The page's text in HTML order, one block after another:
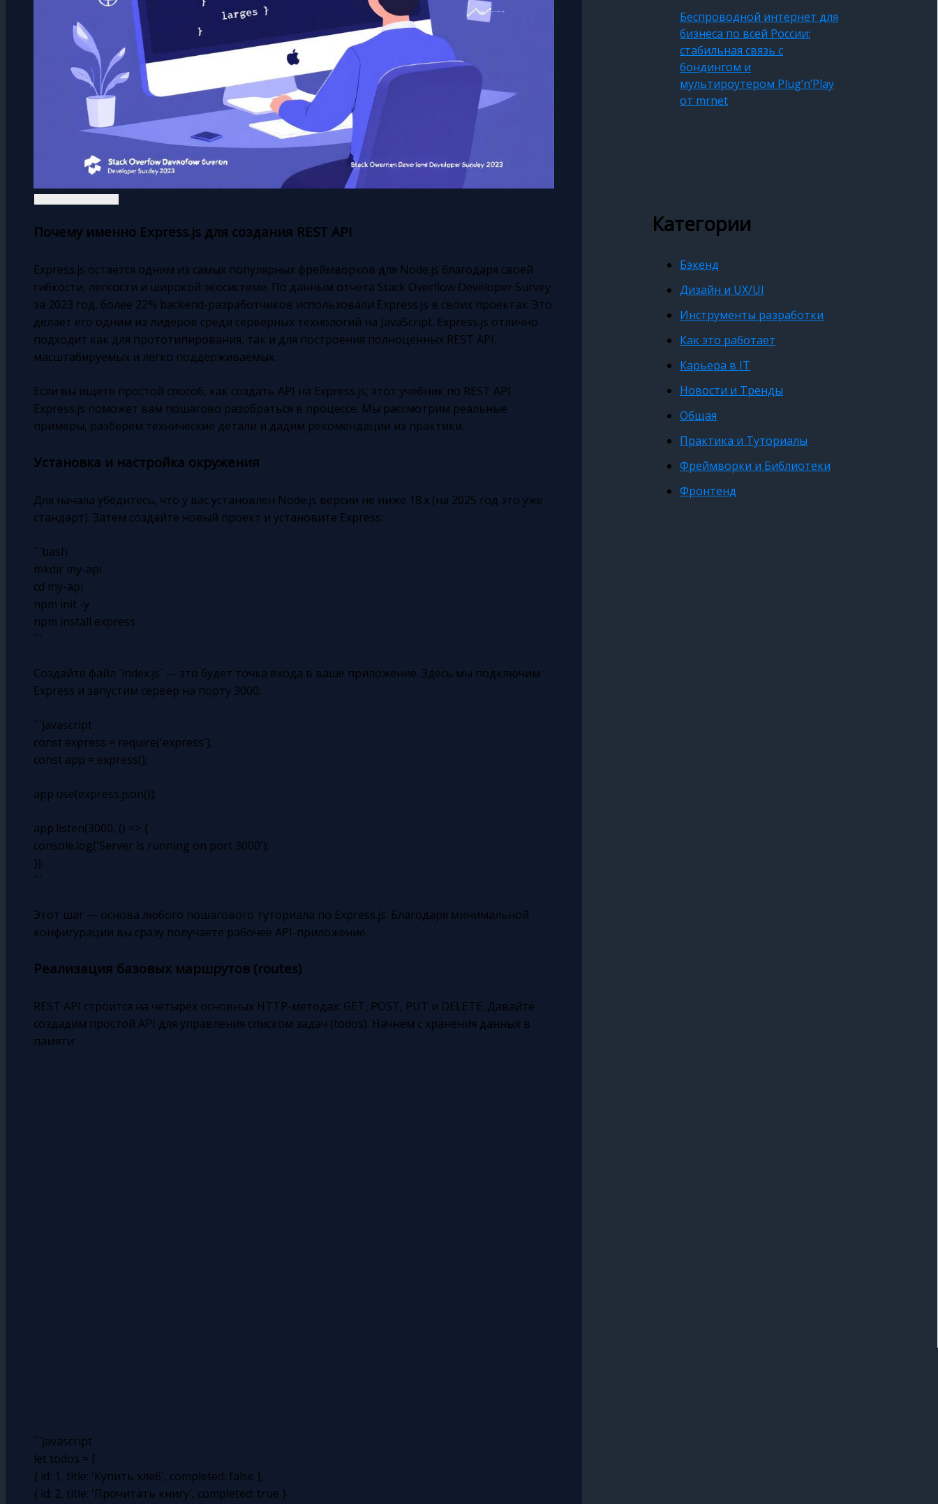
Почему именно Express.js для создания REST API
Express.js остаётся одним из самых популярных фреймворков для Node.js благодаря своей
гибкости, лёгкости и широкой экосистеме. По данным отчёта Stack Overflow Developer Survey
за 2023 год, более 22% backend-разработчиков использовали Express.js в своих проектах. Это
делает его одним из лидеров среди серверных технологий на JavaScript. Express.js отлично
подходит как для прототипирования, так и для построения полноценных REST API,
масштабируемых и легко поддерживаемых.
Если вы ищете простой способ, как создать API на Express.js, этот учебник по REST API
Express.js поможет вам пошагово разобраться в процессе. Мы рассмотрим реальные
примеры, разберём технические детали и дадим рекомендации из практики.
Установка и настройка окружения
Для начала убедитесь, что у вас установлен Node.js версии не ниже 18.x (на 2025 год это уже
стандарт). Затем создайте новый проект и установите Express:
```bash
mkdir my-api
cd my-api
npm init -y
npm install express
```
Создайте файл `index.js` — это будет точка входа в ваше приложение. Здесь мы подключим
Express и запустим сервер на порту 3000:
```javascript
const express = require('express');
const app = express();
app.use(express.json());
app.listen(3000, () => {
console.log('Server is running on port 3000');
});
```
Этот шаг — основа любого пошагового туториала по Express.js. Благодаря минимальной
конфигурации вы сразу получаете рабочее API-приложение.
Реализация базовых маршрутов (routes)
REST API строится на четырёх основных HTTP-методах: GET, POST, PUT и DELETE. Давайте
создадим простой API для управления списком задач (todos). Начнём с хранения данных в
памяти:
```javascript
let todos = [
{ id: 1, title: 'Купить хлеб', completed: false },
{ id: 2, title: 'Прочитать книгу', completed: true }
Беспроводной интернет для
бизнеса по всей России:
стабильная связь с
бондингом и
мультироутером Plug’n’Play
от mrnet
Категории
Бэкенд
Дизайн и UX/UI
Инструменты разработки
Как это работает
Карьера в IT
Новости и Тренды
Общая
Практика и Туториалы
Фреймворки и Библиотеки
Фронтенд